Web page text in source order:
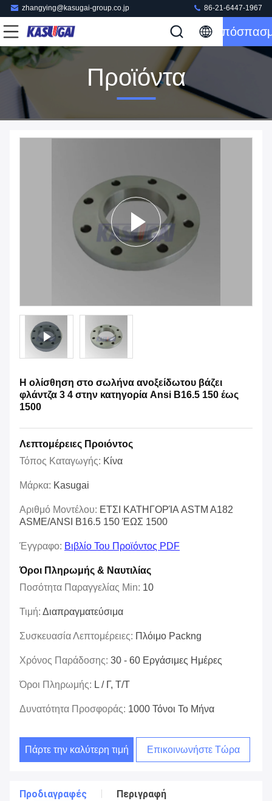
zhangying@kasugai-group.co.jp 86-21-6447-1967
Προϊόντα
Η ολίσθηση στο σωλήνα ανοξείδωτου βάζει
φλάντζα 3 4 στην κατηγορία Ansi B16.5 150 έως
1500
Λεπτομέρειες Προιόντος
Τόπος Καταγωγής: Κίνα
Μάρκα: Kasugai
Αριθμό Μοντέλου: ΕΤΣΙ ΚΑΤΗΓΟΡΊΑ ASTM A182
ASME/ANSI B16.5 150 ΈΩΣ 1500
Έγγραφο: Βιβλίο Του Προϊόντος PDF
Όροι Πληρωμής & Ναυτιλίας
Ποσότητα Παραγγελίας Min: 10
Τιμή: Διαπραγματεύσιμα
Συσκευασία Λεπτομέρειες: Πλόιμο Packng
Χρόνος Παράδοσης: 30 - 60 Εργάσιμες Ημέρες
Όροι Πληρωμής: L / Γ, Τ/Τ
Δυνατότητα Προσφοράς: 1000 Τόνοι Το Μήνα
Πάρτε την καλύτερη τιμή Επικοινωνήστε Τώρα
Προδιαγραφές Περιγραφή